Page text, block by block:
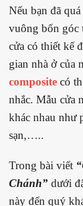
Nếu bạn đã
vuông bốn góc
cửa có thiết kế
gian nhà ở của
composite có
nhắc. Mẫu cửa
khác nhau như
sạn,…..
Trong bài viết
Chánh” dưới
này đến quý